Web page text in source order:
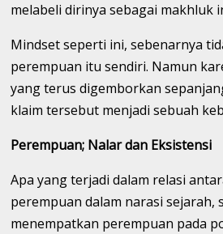
melabeli dirinya sebagai makhluk
Mindset seperti ini, sebenarnya
perempuan itu sendiri. Namun
yang terus digemborkan
klaim tersebut menjadi sebuah
Perempuan; Nalar dan Eksistensi
Apa yang terjadi dalam relasi
perempuan dalam narasi sejarah,
menempatkan perempuan pada